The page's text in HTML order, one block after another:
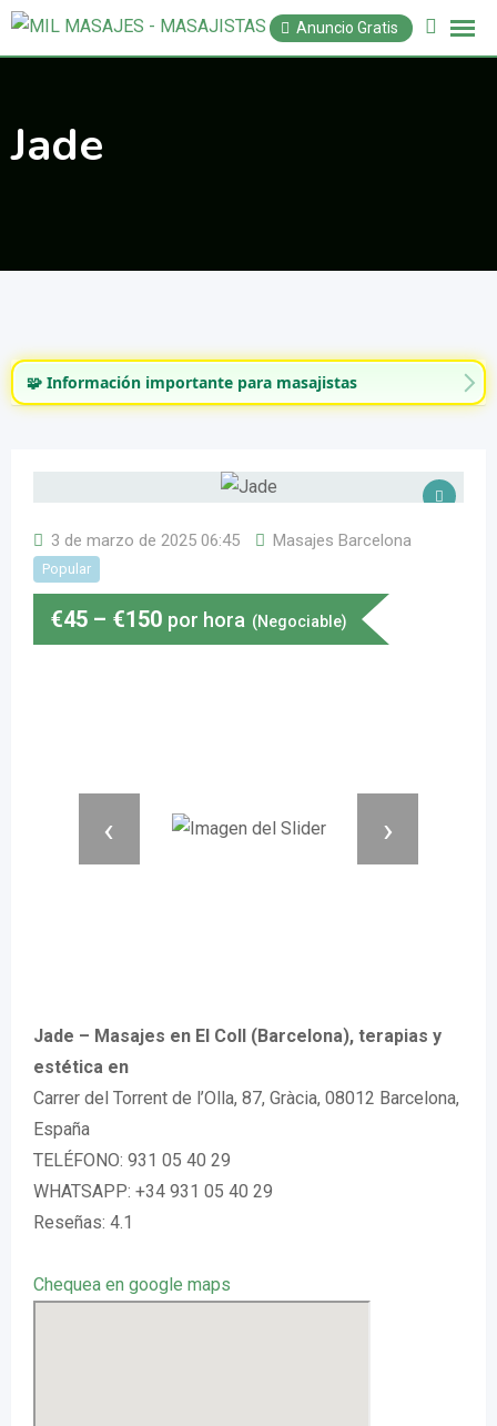
Saltar
Anuncio Gratis
Jade
🧩 Información importante para masajistas
3 de marzo de 2025 06:45 Masajes Barcelona
Popular
€45 – €150 por hora (Negociable)
‹ ›
Jade – Masajes en El Coll (Barcelona), terapias y
estética en
Carrer del Torrent de l’Olla, 87, Gràcia, 08012 Barcelona,
España
TELÉFONO: 931 05 40 29
WHATSAPP: +34 931 05 40 29
Reseñas: 4.1
Chequea en google maps